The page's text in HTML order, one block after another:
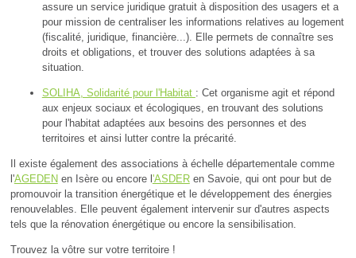
assure un service juridique gratuit à disposition des usagers et a
pour mission de centraliser les informations relatives au logement
(fiscalité, juridique, financière...). Elle permets de connaître ses
droits et obligations, et trouver des solutions adaptées à sa
situation.
SOLIHA, Solidarité pour l'Habitat : Cet organisme agit et répond
aux enjeux sociaux et écologiques, en trouvant des solutions
pour l'habitat adaptées aux besoins des personnes et des
territoires et ainsi lutter contre la précarité.
Il existe également des associations à échelle départementale comme
l'AGEDEN en Isère ou encore l 'ASDERen Savoie, qui ont pour but de
promouvoir la transition énergétique et le développement des énergies
renouvelables. Elle peuvent également intervenir sur d'autres aspects
tels que la rénovation énergétique ou encore la sensibilisation.
Trouvez la vôtre sur votre territoire !